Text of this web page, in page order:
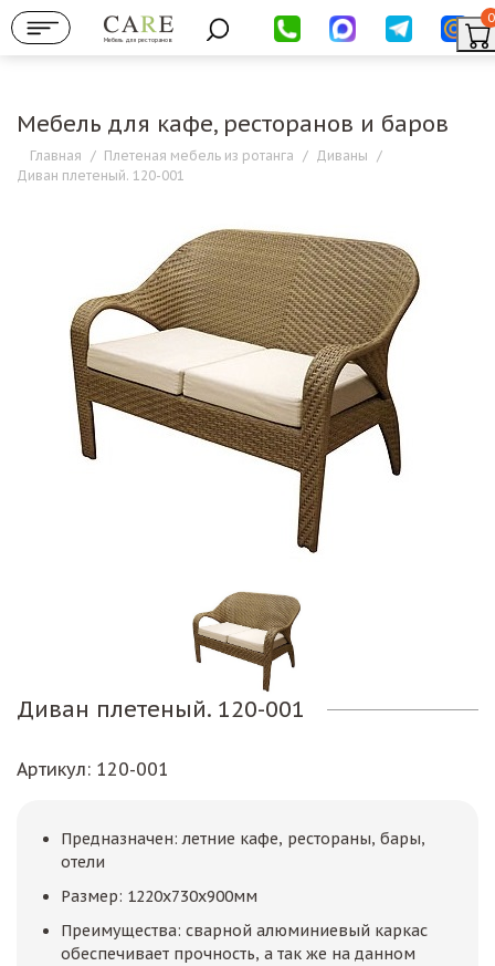
Мебель для ресторанов
0
Мебель для кафе, ресторанов и баров
Главная / Плетеная мебель из ротанга / Диваны /
Диван плетеный. 120-001
Диван плетеный. 120-001
Артикул: 120-001
Предназначен: летние кафе, рестораны, бары,
отели
Размер: 1220х730х900мм
Преимущества: сварной алюминиевый каркас
обеспечивает прочность, а так же на данном